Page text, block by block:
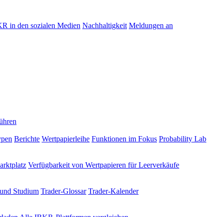
in den sozialen Medien Nachhaltigkeit Meldungen an
Berichte Wertpapierleihe Funktionen im Fokus Probability Lab
Verfügbarkeit von Wertpapieren für Leerverkäufe
Studium Trader-Glossar Trader-Kalender